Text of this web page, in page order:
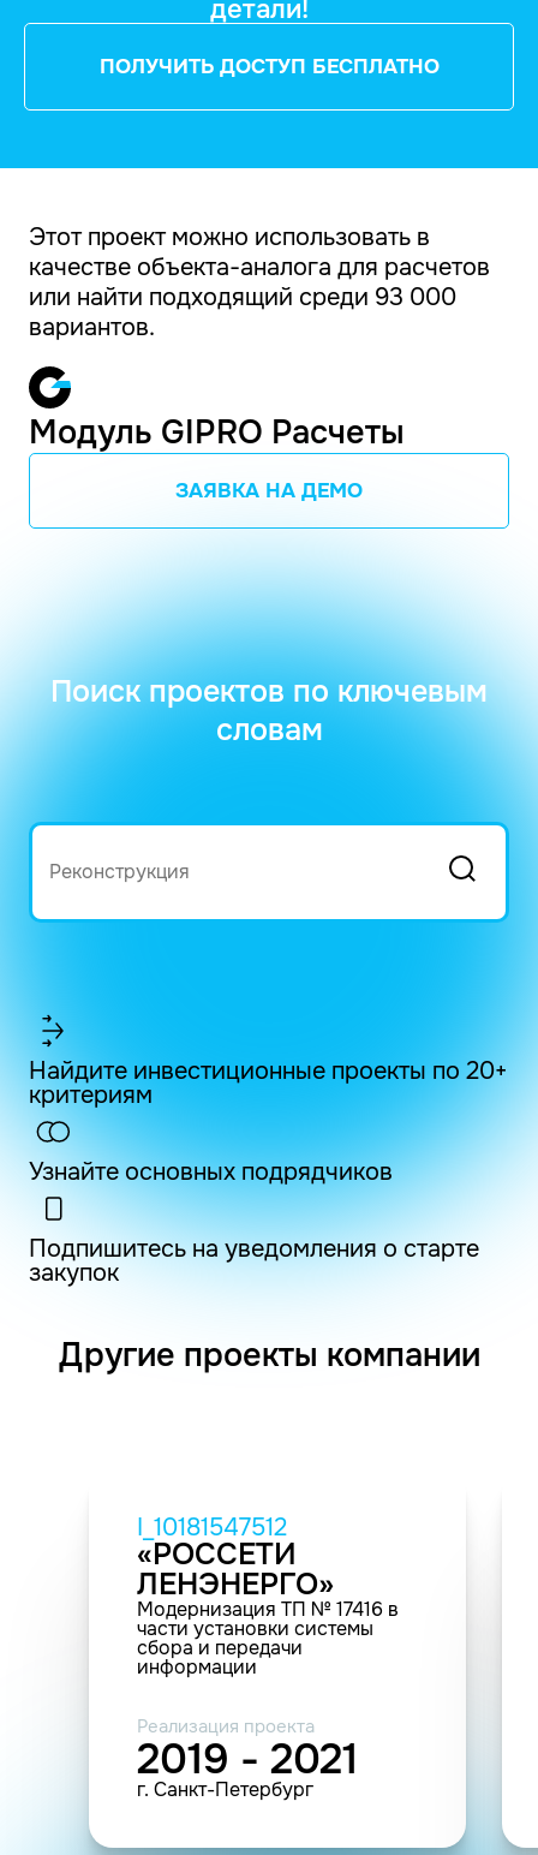
детали!
ПОЛУЧИТЬ ДОСТУП БЕСПЛАТНО
Этот проект можно использовать в
качестве объекта-аналога для расчетов
или найти подходящий среди 93 000
вариантов.
Модуль GIPRO Расчеты
ЗАЯВКА НА ДЕМО
Поиск проектов по ключевым
словам
Найдите инвестиционные проекты по 20+
критериям
Узнайте основных подрядчиков
Подпишитесь на уведомления о старте
закупок
Другие проекты компании
I_10181547512
«РОССЕТИ
ЛЕНЭНЕРГО»
Модернизация ТП № 17416 в
части установки системы
сбора и передачи
информации
Реализация проекта
2019 - 2021
г. Санкт-Петербург